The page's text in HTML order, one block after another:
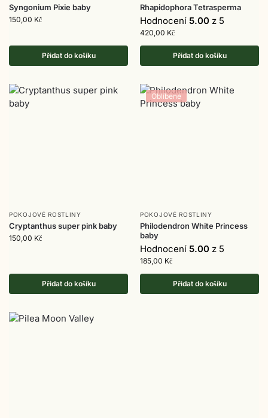
Syngonium Pixie baby
150,00 Kč
Přidat do košíku
Rhapidophora Tetrasperma
Hodnocení 5.00 z 5
420,00 Kč
Přidat do košíku
POKOJOVÉ ROSTLINY
Cryptanthus super pink baby
150,00 Kč
Přidat do košíku
Oblíbené
POKOJOVÉ ROSTLINY
Philodendron White Princess
baby
Hodnocení 5.00 z 5
185,00 Kč
Přidat do košíku